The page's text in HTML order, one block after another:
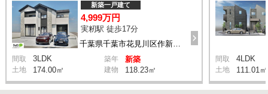
千葉県千葉市花見川区作新台5丁目
新築一戸建て
4,999万円
実籾駅 徒歩17分
間取 3LDK 築年 新築
土地 174.00㎡ 建物 118.23㎡
間取 4LDK
土地 111.01㎡